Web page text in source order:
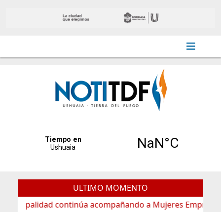
ULTIMO MOMENTO
continúa acompañando a Mujeres Emprendedoras